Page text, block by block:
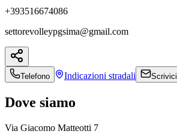
+393516674086
settorevolleypgsima@gmail.com
Telefono Indicazioni stradali Scrivici
Dove siamo
Via Giacomo Matteotti 7